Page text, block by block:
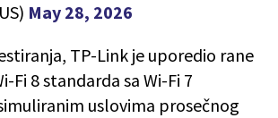
May 28, 2026
TP-Link je uporedio rane
Fi 8 standarda sa Wi-Fi 7
uslovima prosečnog